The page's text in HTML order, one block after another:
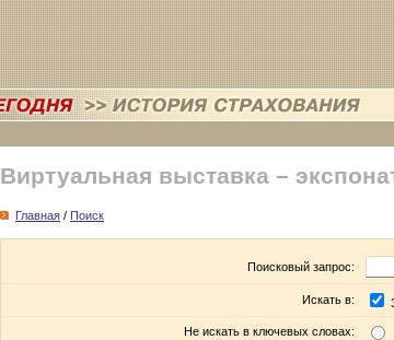
Виртуальная выставка –
Главная / Поиск
Поисковый запрос:
Искать в:
Не искать в ключевых словах: